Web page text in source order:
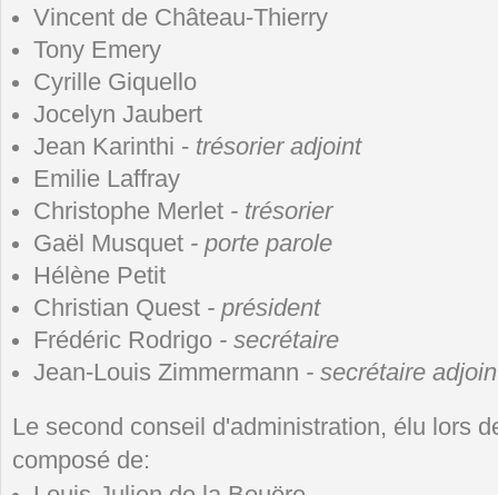
Vincent de Château-Thierry
Tony Emery
Cyrille Giquello
Jocelyn Jaubert
Jean Karinthi - trésorier adjoint
Emilie Laffray
Christophe Merlet - trésorier
Gaël Musquet - porte parole
Hélène Petit
Christian Quest - président
Frédéric Rodrigo - secrétaire
Jean-Louis Zimmermann - secrétaire
Le second conseil d'administration, élu lors
composé de: